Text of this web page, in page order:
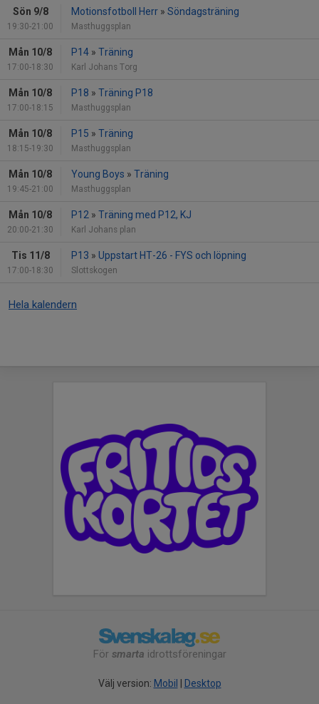
Sön 9/8
19:30-21:00
Motionsfotboll Herr » Söndagsträning
Masthuggsplan
Mån 10/8
17:00-18:30
P14 » Träning
Karl Johans Torg
Mån 10/8
17:00-18:15
P18 » Träning P18
Masthuggsplan
Mån 10/8
18:15-19:30
P15 » Träning
Masthuggsplan
Mån 10/8
19:45-21:00
Young Boys » Träning
Masthuggsplan
Mån 10/8
20:00-21:30
P12 » Träning med P12, KJ
Karl Johans plan
Tis 11/8
17:00-18:30
P13 » Uppstart HT-26 - FYS och löpning
Slottskogen
Hela kalendern
För smarta idrottsföreningar
Välj version: Mobil Desktop